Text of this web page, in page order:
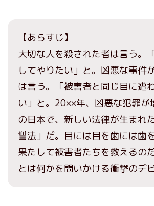
【あらすじ】
大切な人を殺された者は言う。
してやりたい」と。凶悪な事件
は言う。「被害者と同じ目に遭
い」と。20××年、凶悪な犯罪が
の日本で、新しい法律が生まれ
讐法」だ。目には目を歯には歯
果たして被害者たちを救えるの
とは何かを問いかける衝撃のデ